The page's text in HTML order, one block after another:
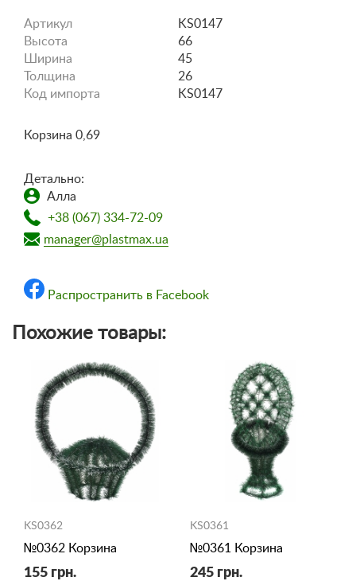
Артикул
KS0147
Высота
66
Ширина
45
Толщина
26
Код импорта
KS0147
Корзина 0,69
Детально:
Алла
+38 (067) 334-72-09
manager@plastmax.ua
Распространить в Facebook
Похожие товары:
KS0362
№0362 Корзина
155 грн.
KS0361
№0361 Корзина
245 грн.